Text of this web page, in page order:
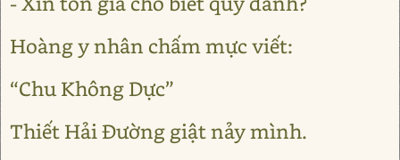
Hoàng y nhân chấm mực viết:
“Chu Không Dực”
Thiết Hải Đường giật nảy mình.